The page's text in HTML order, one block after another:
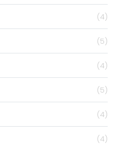
(4)
(5)
(4)
(5)
(4)
(4)